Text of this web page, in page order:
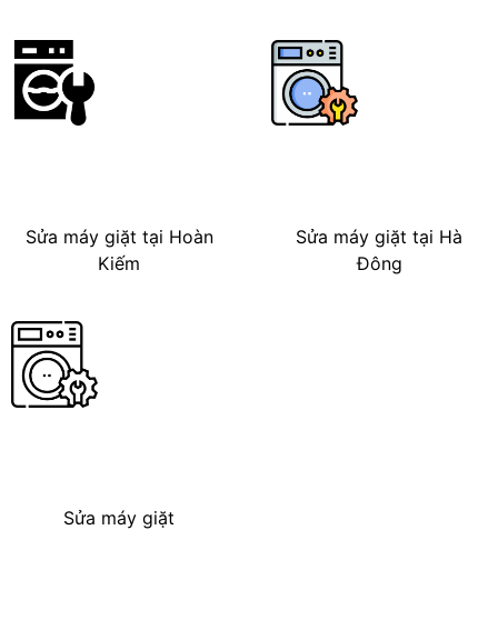
Sửa máy giặt tại Hoàn
Kiếm
Sửa máy giặt tại Hà
Đông
Sửa máy giặt